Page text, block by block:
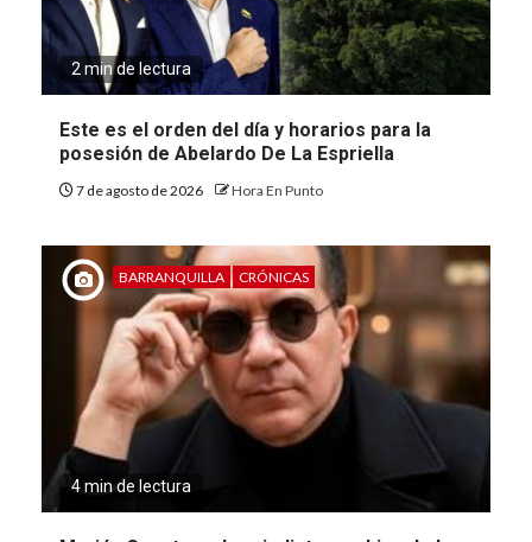
2 min de lectura
Este es el orden del día y horarios para la
posesión de Abelardo De La Espriella
7 de agosto de 2026 Hora En Punto
BARRANQUILLA CRÓNICAS
4 min de lectura